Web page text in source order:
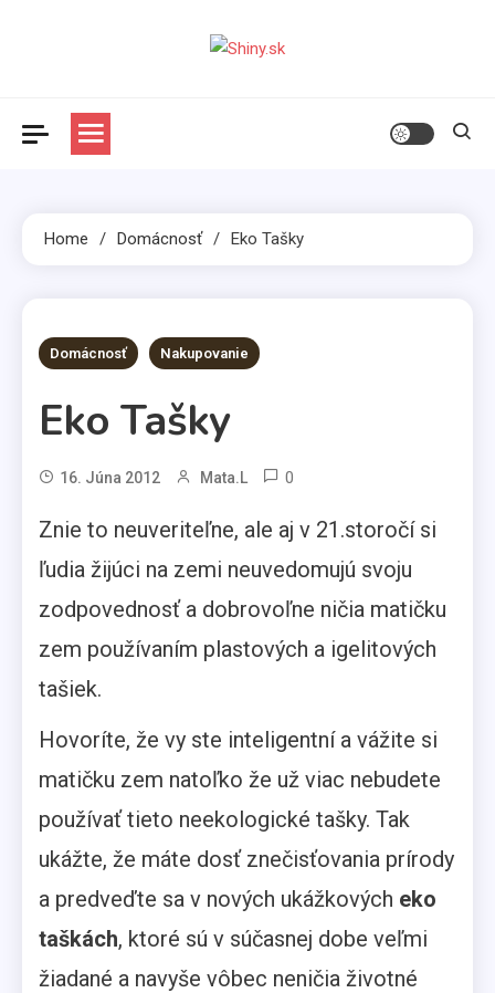
Home Domácnosť Eko Tašky
2 MINS READ
Domácnosť Nakupovanie
Eko Tašky
16. Júna 2012 Mata.l 0
Znie to neuveriteľne, ale aj v 21.storočí si
ľudia žijúci na zemi neuvedomujú svoju
zodpovednosť a dobrovoľne ničia matičku
zem používaním plastových a igelitových
tašiek.
Hovoríte, že vy ste inteligentní a vážite si
matičku zem natoľko že už viac nebudete
používať tieto neekologické tašky. Tak
ukážte, že máte dosť znečisťovania prírody
a predveďte sa v nových ukážkových eko
taškách, ktoré sú v súčasnej dobe veľmi
žiadané a navyše vôbec neničia životné